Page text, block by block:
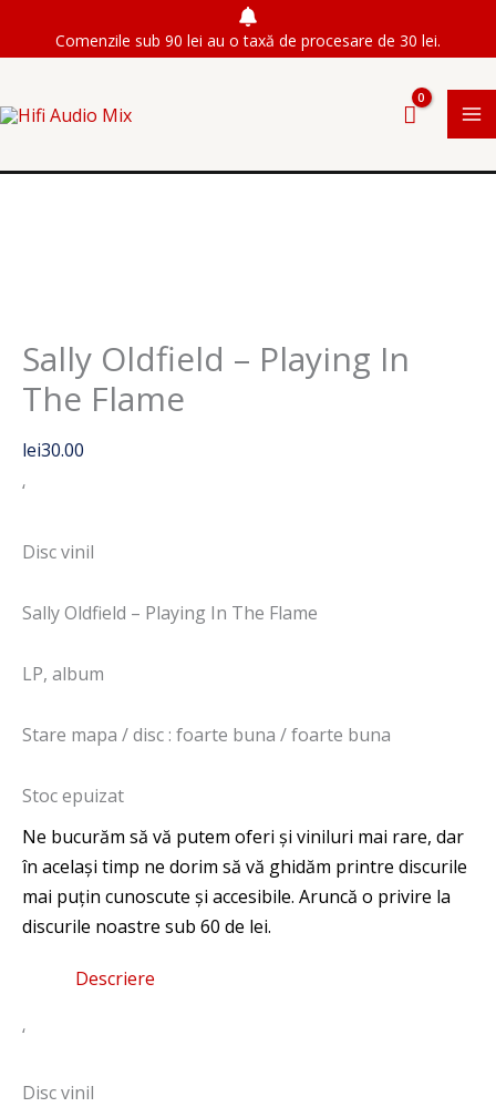
Comenzile sub 90 lei au o taxă de procesare de 30 lei.
Sally Oldfield – Playing In
The Flame
lei30.00
‘
Disc vinil
Sally Oldfield – Playing In The Flame
LP, album
Stare mapa / disc : foarte buna / foarte buna
Stoc epuizat
Descriere
‘
Disc vinil